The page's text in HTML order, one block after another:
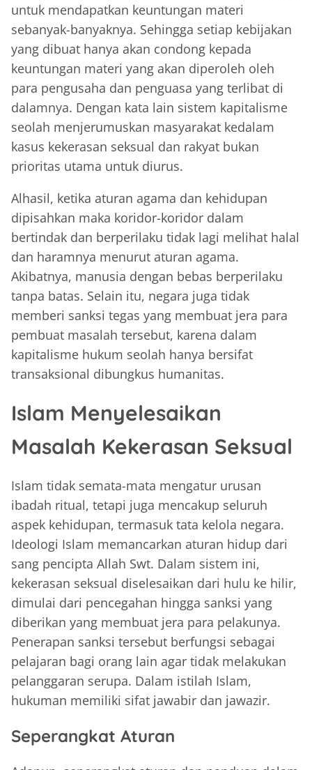
untuk mendapatkan keuntungan materi
sebanyak-banyaknya. Sehingga setiap kebijakan
yang dibuat hanya akan condong kepada
keuntungan materi yang akan diperoleh oleh
para pengusaha dan penguasa yang terlibat di
dalamnya. Dengan kata lain sistem kapitalisme
seolah menjerumuskan masyarakat kedalam
kasus kekerasan seksual dan rakyat bukan
prioritas utama untuk diurus.
Alhasil, ketika aturan agama dan kehidupan
dipisahkan maka koridor-koridor dalam
bertindak dan berperilaku tidak lagi melihat halal
dan haramnya menurut aturan agama.
Akibatnya, manusia dengan bebas berperilaku
tanpa batas. Selain itu, negara juga tidak
memberi sanksi tegas yang membuat jera para
pembuat masalah tersebut, karena dalam
kapitalisme hukum seolah hanya bersifat
transaksional dibungkus humanitas.
Islam Menyelesaikan
Masalah Kekerasan Seksual
Islam tidak semata-mata mengatur urusan
ibadah ritual, tetapi juga mencakup seluruh
aspek kehidupan, termasuk tata kelola negara.
Ideologi Islam memancarkan aturan hidup dari
sang pencipta Allah Swt. Dalam sistem ini,
kekerasan seksual diselesaikan dari hulu ke hilir,
dimulai dari pencegahan hingga sanksi yang
diberikan yang membuat jera para pelakunya.
Penerapan sanksi tersebut berfungsi sebagai
pelajaran bagi orang lain agar tidak melakukan
pelanggaran serupa. Dalam istilah Islam,
hukuman memiliki sifat jawabir dan jawazir.
Seperangkat Aturan